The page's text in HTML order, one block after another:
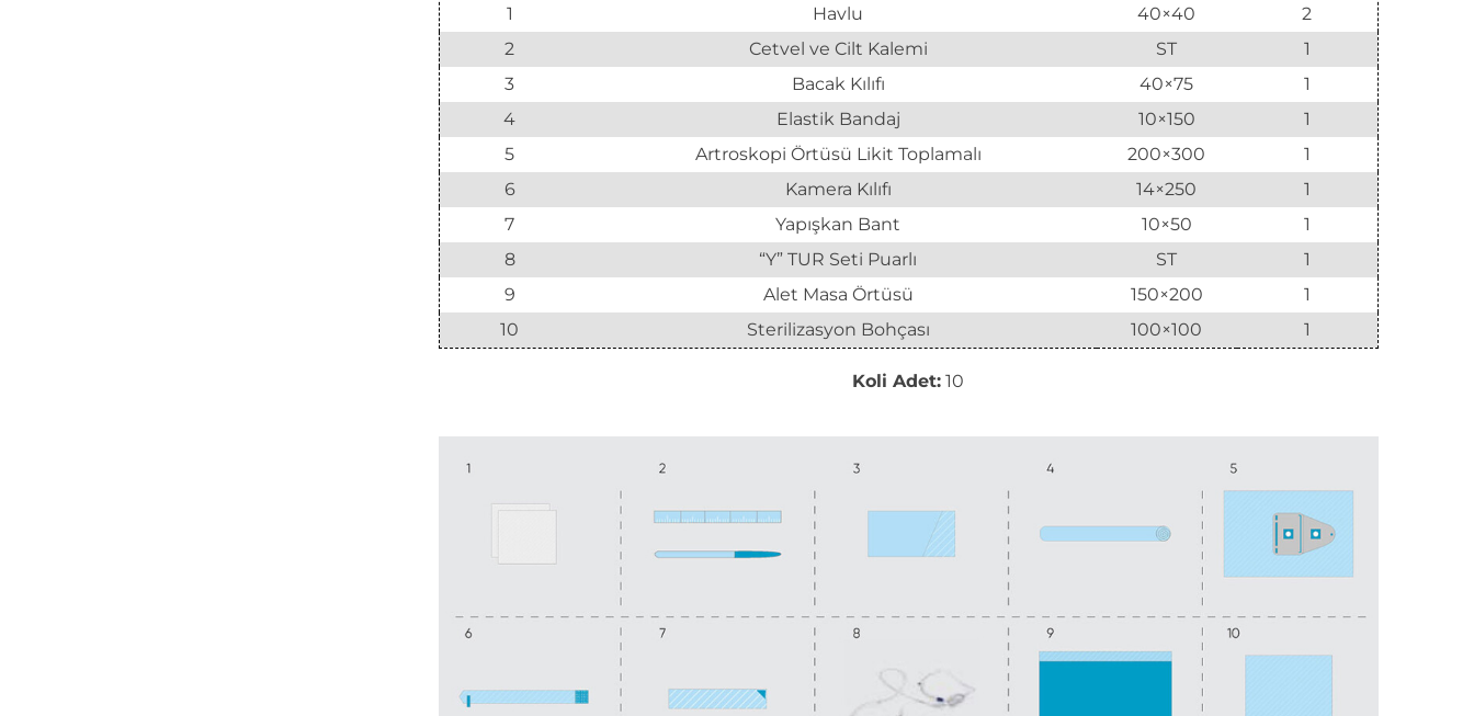
1 Havlu 40×40
2
2
Cetvel ve Cilt Kalemi ST
1
3
Bacak Kılıfı 40×75
1
4
Elastik Bandaj 10×150
1
5
Artroskopi Örtüsü Likit Toplamalı 200×300
1
6
Kamera Kılıfı 14×250
1
7
Yapışkan Bant 10×50
1
8
“Y” TUR Seti Puarlı ST
1
9
Alet Masa Örtüsü 150×200
1
10
Sterilizasyon Bohçası 100×100 1
Koli Adet: 10